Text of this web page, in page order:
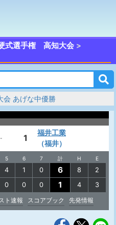
式選手権 高知大会
会 あげな中優勝
- 1
福井工業
（福井）
5 6 7 計 H E
4 1 0 6 8
2
0 0 0 1 4
3
ト速報 スコアブック 先発情報